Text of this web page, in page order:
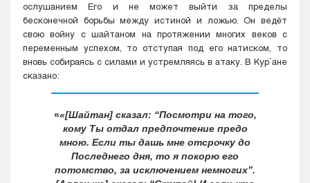
ослушанием Его и не может выйти за пределы
бесконечной борьбы между истиной и ложью. Он ведёт
свою войну с шайтаном на протяжении многих веков с
переменным успехом, то отступая под его натиском, то
вновь собираясь с силами и устремляясь в атаку. В Кyр`ане
сказано:
«[Шайтан] сказал: “Посмотри на того,
кому Ты отдал предпочтение предо
мною. Если ты дашь мне отсрочку до
Последнего дня, то я покорю его
потомство, за исключением немногих”.